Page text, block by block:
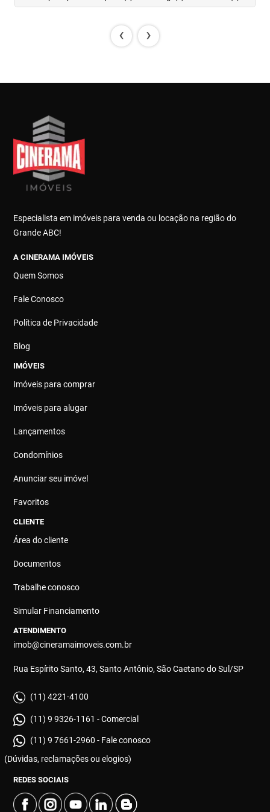
‹ ›
Especialista em imóveis para venda ou locação na região do
Grande ABC!
A CINERAMA IMÓVEIS
Quem Somos
Fale Conosco
Política de Privacidade
Blog
IMÓVEIS
Imóveis para comprar
Imóveis para alugar
Lançamentos
Condomínios
Anunciar seu imóvel
Favoritos
CLIENTE
Área do cliente
Documentos
Trabalhe conosco
Simular Financiamento
ATENDIMENTO
imob@cineramaimoveis.com.br
Rua Espírito Santo, 43, Santo Antônio, São Caetano do Sul/SP
(11) 4221-4100
(11) 9 9326-1161 - Comercial
(11) 9 7661-2960 - Fale conosco
(Dúvidas, reclamações ou elogios)
REDES SOCIAIS